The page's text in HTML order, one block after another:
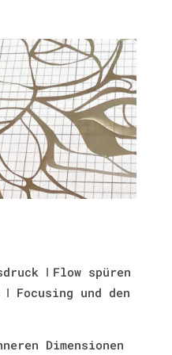
I Flow spüren
I Focusing und den
Dimensionen